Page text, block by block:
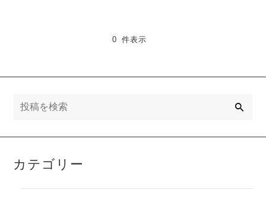
0 件表示
カテゴリー